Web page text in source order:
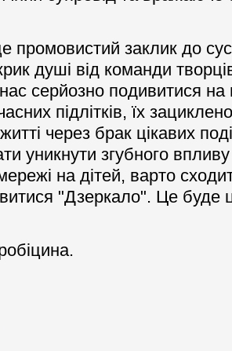
промовистий заклик до
душі від команди
нас серйозно подивитися
підлітків, їх
через брак цікавих
уникнути згубного
на дітей, варто
"Дзеркало". Це буде